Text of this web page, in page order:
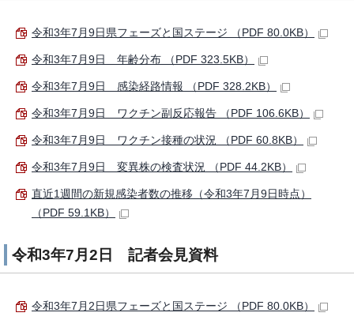
令和3年7月9日県フェーズと国ステージ （PDF 80.0KB）
令和3年7月9日 年齢分布 （PDF 323.5KB）
令和3年7月9日 感染経路情報 （PDF 328.2KB）
令和3年7月9日 ワクチン副反応報告 （PDF 106.6KB）
令和3年7月9日 ワクチン接種の状況 （PDF 60.8KB）
令和3年7月9日 変異株の検査状況 （PDF 44.2KB）
直近1週間の新規感染者数の推移（令和3年7月9日時点）
（PDF 59.1KB）
令和3年7月2日 記者会見資料
令和3年7月2日県フェーズと国ステージ （PDF 80.0KB）